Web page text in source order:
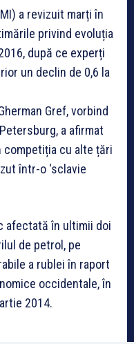
a revizuit marți în
privind evoluția
după ce experți
un declin de 0,6 la
Gref, vorbind
a afirmat
competiția cu alte țări
într-o ‘sclavie
afectată în ultimii doi
de petrol, pe
a rublei în raport
occidentale, în
2014.